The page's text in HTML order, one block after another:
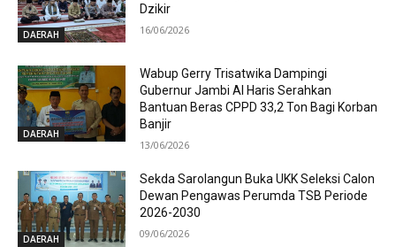
DAERAH
Dzikir
16/06/2026
DAERAH
Wabup Gerry Trisatwika Dampingi
Gubernur Jambi Al Haris Serahkan
Bantuan Beras CPPD 33,2 Ton Bagi Korban
Banjir
13/06/2026
DAERAH
Sekda Sarolangun Buka UKK Seleksi Calon
Dewan Pengawas Perumda TSB Periode
2026-2030
09/06/2026